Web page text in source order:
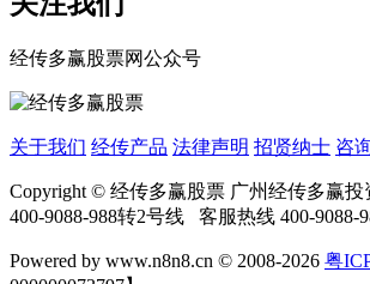
经传多赢股票网公众号
关于我们 经传产品 法律声明 招贤纳士 咨
Copyright © 经传多赢股票 广州经传多赢
400-9088-988转2号线 客服热线 400-9088-
Powered by www.n8n8.cn © 2008-2026 粤